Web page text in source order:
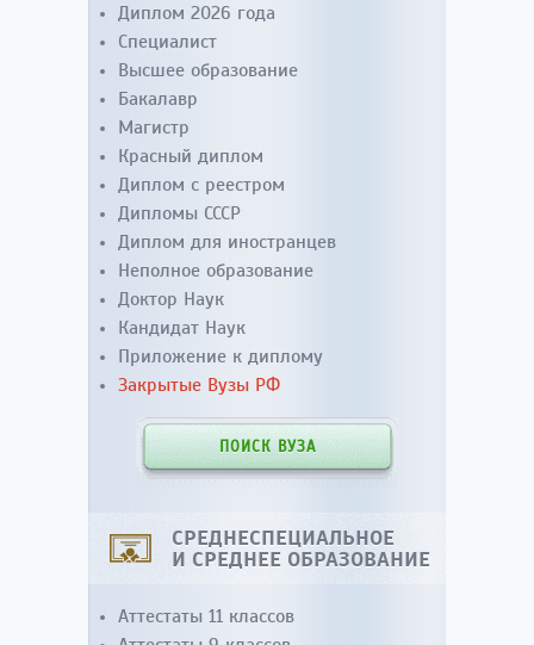
Диплом 2026 года
Специалист
Высшее образование
Бакалавр
Магистр
Красный диплом
Диплом с реестром
Дипломы СССР
Диплом для иностранцев
Неполное образование
Доктор Наук
Кандидат Наук
Приложение к диплому
Закрытые Вузы РФ
ПОИСК ВУЗА
СРЕДНЕСПЕЦИАЛЬНОЕ
И СРЕДНЕЕ ОБРАЗОВАНИЕ
Аттестаты 11 классов